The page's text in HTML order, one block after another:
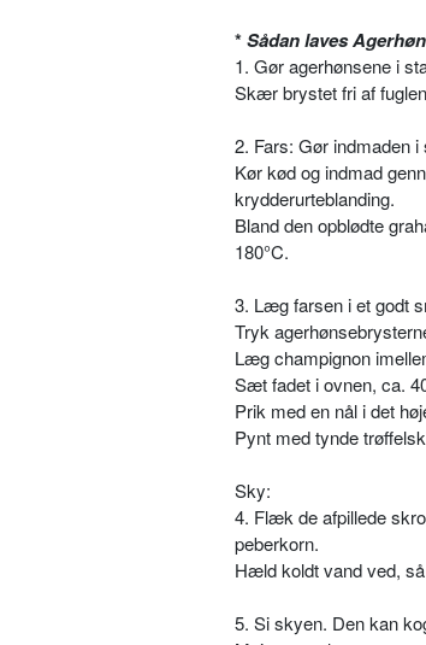
*Sådan laves
1. Gør agerhønsene i
Skær brystet fri af
2. Fars: Gør indmaden
Kør kød og indmad
krydderurteblanding.
Bland den opblødte
180°C.
3. Læg farsen i et godt
Tryk
Læg champignon
Sæt fadet i ovnen, ca.
Prik med en nål i det
Pynt med tynde
Sky:
4. Flæk de afpillede
peberkorn.
Hæld koldt vand ved,
5. Si skyen. Den kan